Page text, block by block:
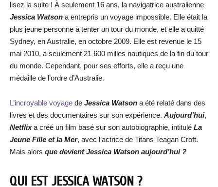
lisez la suite ! À seulement 16 ans, la navigatrice australienne
Jessica Watson a entrepris un voyage impossible. Elle était la
plus jeune personne à tenter un tour du monde, et elle a quitté
Sydney, en Australie, en octobre 2009. Elle est revenue le 15
mai 2010, à seulement 21 600 milles nautiques de la fin du tour
du monde. Cependant, pour ses efforts, elle a reçu une
médaille de l’ordre d’Australie.
L’incroyable voyage de Jessica Watson a été relaté dans des
livres et des documentaires sur son expérience. Aujourd’hui,
Netflixa créé un film basé sur son autobiographie, intitulé La
Jeune Fille et la Mer, avec l’actrice de Titans Teagan Croft.
Mais alors que devient Jessica Watson aujourd’hui ?
QUI EST JESSICA WATSON ?